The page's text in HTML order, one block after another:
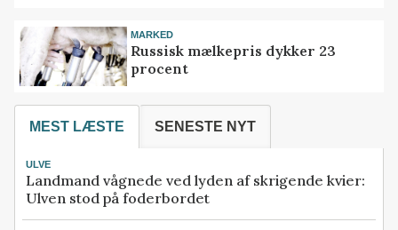
MARKED
Russisk mælkepris dykker 23
procent
MEST LÆSTE SENESTE NYT
ULVE
Landmand vågnede ved lyden af skrigende kvier:
Ulven stod på foderbordet